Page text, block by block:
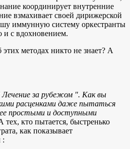
координирует внутренние
взмахивает своей дирижерской
иммунную систему оркестранты
и с вдохновением.
методах никто не знает? А
за рубежом ". Как вы
расценками даже пытаться
простыми и доступными
тех, кто пытается, быстренько
как показывает
: